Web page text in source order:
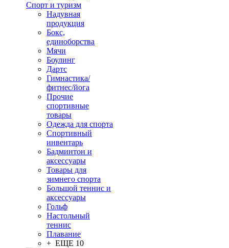
Спорт и туризм
Надувная
продукция
Бокс,
единоборства
Мячи
Боулинг
Дартс
Гимнастика/
фитнес/йога
Прочие
спортивные
товары
Одежда для спорта
Спортивный
инвентарь
Бадминтон и
аксессуары
Товары для
зимнего спорта
Большой теннис и
аксессуары
Гольф
Настольный
теннис
Плавание
+ ЕЩЕ 10